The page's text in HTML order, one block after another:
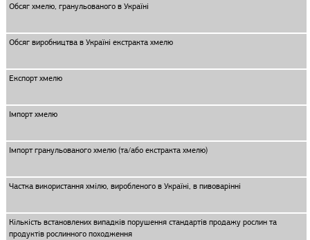
Обсяг хмелю, гранульованого в Україні
Обсяг виробництва в Україні екстракта хмелю
Експорт хмелю
Імпорт хмелю
Імпорт гранульованого хмелю (та/або екстракта хмелю)
Частка використання хмілю, виробленого в Україні, в пивоварінні
Кількість встановлених випадків порушення стандартів продажу рослин та
продуктів рослинного походження